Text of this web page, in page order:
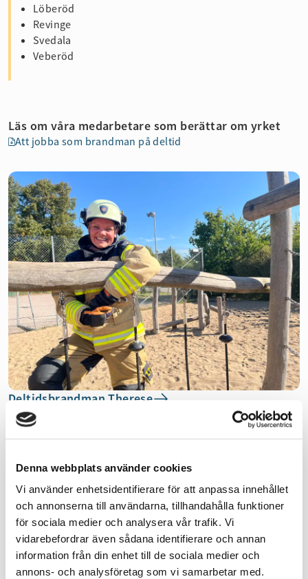
Denna webbplats använder cookies
Vi använder enhetsidentifierare för att anpassa innehållet
och annonserna till användarna, tillhandahålla funktioner
för sociala medier och analysera vår trafik. Vi
vidarebefordrar även sådana identifierare och annan
information från din enhet till de sociala medier och
annons- och analysföretag som vi samarbetar med.
Löberöd
Revinge
Svedala
Veberöd
Läs om våra medarbetare som berättar om yrket
Att jobba som brandman på deltid
Deltidsbrandman Therese
Therese jobbar till vardags som resurspedagog på
Svaleboskolan i Veberöd men var tredje vecka åker hon på
Sök jobb som deltidsbrandman
Vi rekryterar deltidsbrandmän löpande. Om du är
intresserad av att jobba som deltidsbrandman kontaktar du
oss och skickar in en intresseanmälan.
Skicka in en intresseanmälan